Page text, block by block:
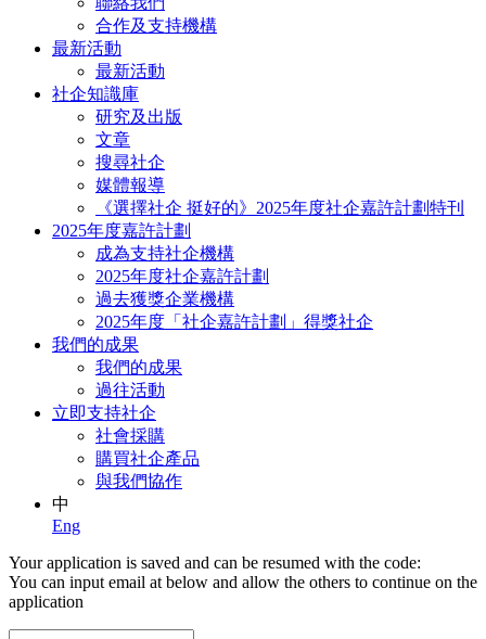
合作及支持機構
最新活動
最新活動
社企知識庫
研究及出版
文章
搜尋社企
媒體報導
《選擇社企 挺好的》2025年度社企嘉許計劃特刊
2025年度嘉許計劃
成為支持社企機構
2025年度社企嘉許計劃
過去獲獎企業機構
2025年度「社企嘉許計劃」得獎社企
我們的成果
我們的成果
過往活動
立即支持社企
社會採購
購買社企產品
與我們協作
中
Eng
Your application is saved and can be resumed with the code:
You can input email at below and allow the others to continue on the
application